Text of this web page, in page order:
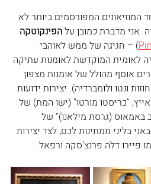
המוזיאונים המפורסמים ביותר לא
אני מדברת כמובן על הפינקוטקה
) – חגיגה של ממש לאוהבי
לאומית המוקדשת לאומנות עתיקה
אוסף מהולל של אומנות מצפון
ונטו ולומברדיה). יצירות ידועות
"כריסטו מורטו" (ישו המת) של
באמאוס (גרסת מילאנו)" של
בליני ממתינות לכם, לצד יצירות
פיירו דלה פרנצ'סקה ורפאל.